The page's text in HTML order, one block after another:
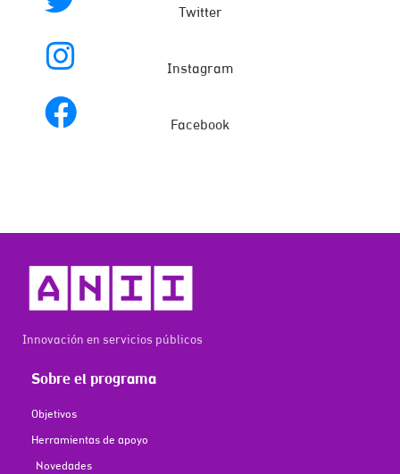
Twitter
Instagram
Facebook
Innovación en servicios públicos
Sobre el programa
Objetivos
Herramientas de apoyo
Novedades